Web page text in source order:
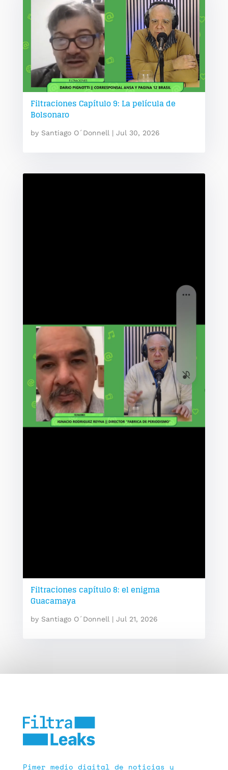
Filtraciones Capítulo 9: La película de
Bolsonaro
by Santiago O´Donnell | Jul 30, 2026
Filtraciones capítulo 8: el enigma
Guacamaya
by Santiago O´Donnell| Jul 21, 2026
Pimer medio digital de noticias y